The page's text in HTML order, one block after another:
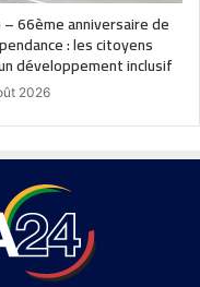
– 66ème anniversaire de
: les citoyens
développement inclusif
2026